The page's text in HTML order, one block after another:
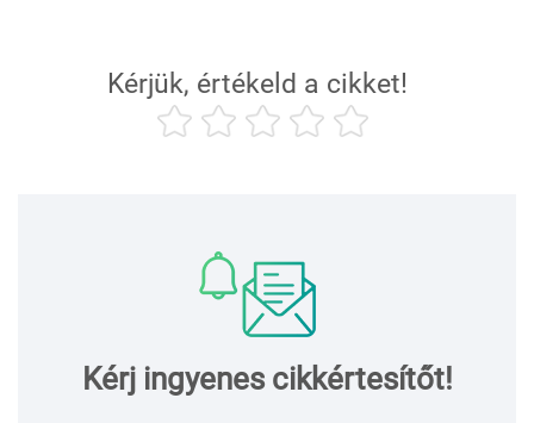
Kérjük, értékeld a cikket!
Kérj ingyenes cikkértesítőt!